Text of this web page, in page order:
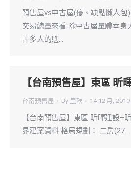
預售屋vs中古屋(優、缺點懶人包
交易總量來看 除中古屋量體本身
許多人的選…
【台南預售屋】東區 昕
台南預售屋 By 里歐 14 12 月, 2019
【台南預售屋】東區 昕暉建設–
界建案資料 格局規劃： 二房(27…